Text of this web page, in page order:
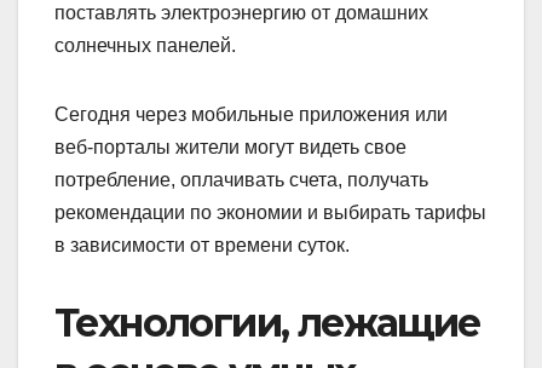
поставлять электроэнергию от домашних
солнечных панелей.
Сегодня через мобильные приложения или
веб-порталы жители могут видеть свое
потребление, оплачивать счета, получать
рекомендации по экономии и выбирать тарифы
в зависимости от времени суток.
Технологии, лежащие